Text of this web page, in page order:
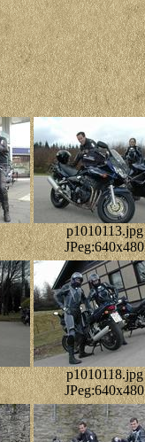
p1010113.jpg
JPeg:640x480
p1010118.jpg
JPeg:640x480